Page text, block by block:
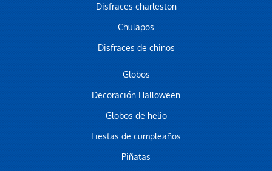
Disfraces charleston
Chulapos
Disfraces de chinos
Globos
Decoración Halloween
Globos de helio
Fiestas de cumpleaños
Piñatas